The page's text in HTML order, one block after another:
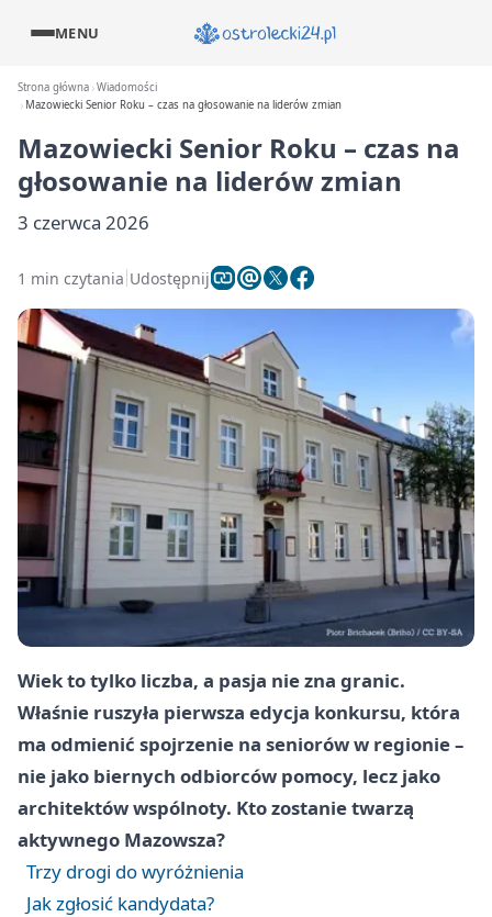
MENU
Strona główna Wiadomości
Mazowiecki Senior Roku – czas na głosowanie na liderów zmian
Mazowiecki Senior Roku – czas na
głosowanie na liderów zmian
3 czerwca 2026
1 min czytania Udostępnij
Wiek to tylko liczba, a pasja nie zna granic.
Właśnie ruszyła pierwsza edycja konkursu, która
ma odmienić spojrzenie na seniorów w regionie –
nie jako biernych odbiorców pomocy, lecz jako
architektów wspólnoty. Kto zostanie twarzą
aktywnego Mazowsza?
Trzy drogi do wyróżnienia
Jak zgłosić kandydata?